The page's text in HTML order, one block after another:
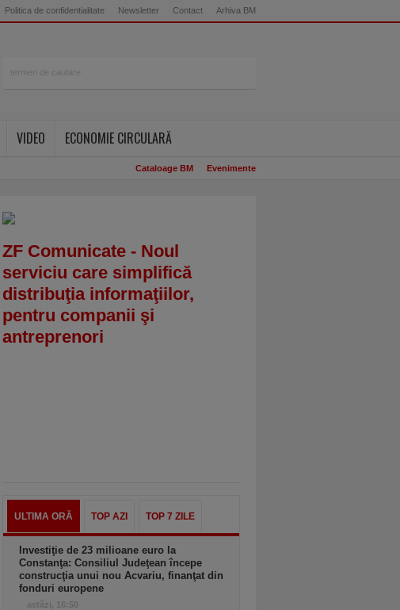
Politica de confidentialitate Newsletter Contact Arhiva BM
VIDEO
ECONOMIE CIRCULARĂ
Cataloage BM Evenimente
ZF Comunicate - Noul
serviciu care simplifică
distribuţia informaţiilor,
pentru companii şi
antreprenori
ULTIMA ORĂ TOP AZI TOP 7 ZILE
Investiţie de 23 milioane euro la
Constanţa: Consiliul Judeţean începe
construcţia unui nou Acvariu, finanţat din
fonduri europene
astăzi, 16:50